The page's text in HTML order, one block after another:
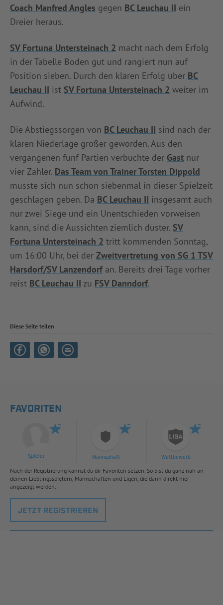
Coach Manfred Angles gegen BC Leuchau II ein
Dreier heraus.
SV Fortuna Untersteinach 2 macht nach dem Erfolg
in der Tabelle Boden gut und rangiert nun auf
Position sieben. Durch den klaren Erfolg über BC
Leuchau II ist SV Fortuna Untersteinach 2 weiter im
Aufwind.
Die Abstiegssorgen von BC Leuchau II sind nach der
klaren Niederlage größer geworden. Aus den
vergangenen fünf Partien verbuchte der Gast nur
vier Zähler. Das Team von Trainer Torsten Dippold
musste sich nun schon siebenmal in dieser Spielzeit
geschlagen geben. Da BC Leuchau II insgesamt auch
nur zwei Siege und ein Unentschieden vorweisen
kann, sind die Aussichten ziemlich düster. SV
Fortuna Untersteinach 2 tritt kommenden Sonntag,
um 16:00 Uhr, bei der Zweitvertretung von SG 1 TSV
Harsdorf/SV Lanzendorfan. Bereits drei Tage vorher
reist BC Leuchau II zu FSV Danndorf.
Diese Seite teilen
FAVORITEN
Spieler Mannschaft Wettbewerb
Nach der Registrierung kannst du dir Favoriten setzen. So bist du ganz nah an
deinen Lieblingsspielern, Mannschaften und Ligen, die dann direkt hier
angezeigt werden.
JETZT REGISTRIEREN